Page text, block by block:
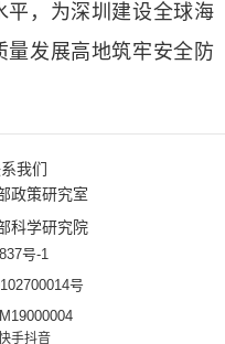
平，为深圳建设全球海
量发展高地筑牢安全防
我们
政策研究室
科学研究院
号-1
号
手抖音